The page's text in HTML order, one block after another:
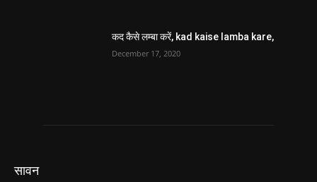
कद कैसे लम्बा करें, kad kaise lamba kare,
December 17, 2020
सावन